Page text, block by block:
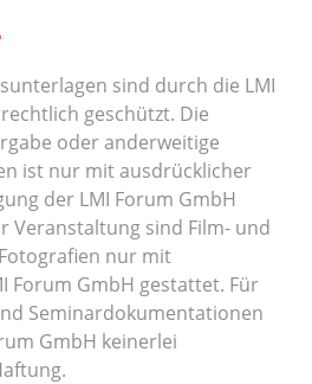
sind durch die LMI
geschützt. Die
oder anderweitige
ist nur mit ausdrücklicher
der LMI Forum GmbH
Veranstaltung sind Film- und
nur mit
Forum GmbH gestattet. Für
Seminardokumentationen
GmbH keinerlei